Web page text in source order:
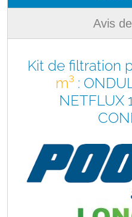
Avis
Kit de filtration
m³ :
NETFLUX